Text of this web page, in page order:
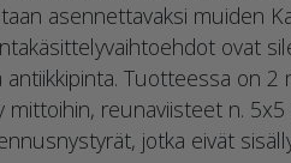
asennettavaksi muiden
ovat
Tuotteessa on 2
reunaviisteet n. 5x5
jotka eivät